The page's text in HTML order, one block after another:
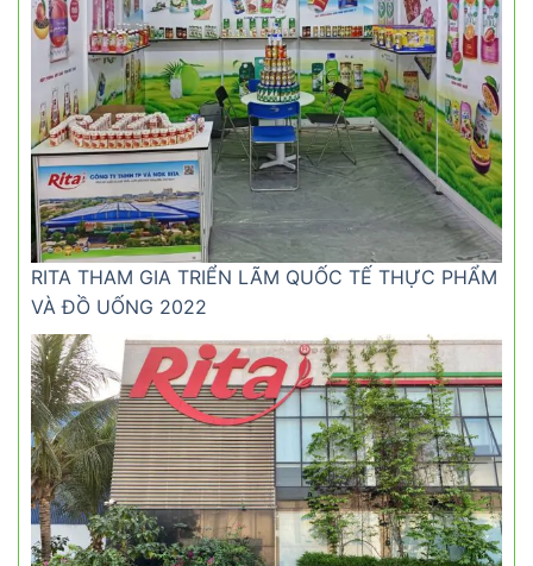
RITA THAM GIA TRIỂN LÃM QUỐC TẾ THỰC PHẨM
VÀ ĐỒ UỐNG 2022